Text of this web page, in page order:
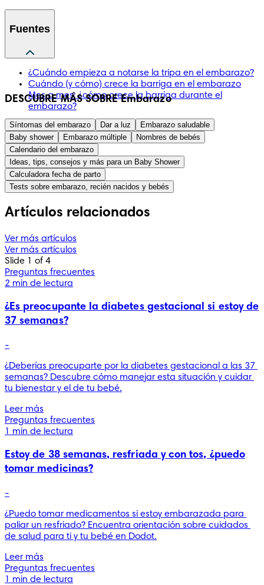
Fuentes
¿Cuándo empieza a notarse la tripa en el embarazo?
Cuándo (y cómo) crece la barriga en el embarazo
Mes a mes: ¿cómo crece la barriga durante el
embarazo?
DESCUBRE MÁS SOBRE Embarazo
Síntomas del embarazo Dar a luz
Embarazo saludable
Baby shower
Embarazo múltiple
Nombres de bebés
Calendario del embarazo
Ideas, tips, consejos y más para un Baby Shower
Calculadora fecha de parto
Tests sobre embarazo, recién nacidos y bebés
Artículos relacionados
Ver más artículos
Ver más artículos
Slide 1 of 4
Preguntas frecuentes
2 min de lectura
¿Es preocupante la diabetes gestacional si estoy de
37 semanas?
-
¿Deberías preocuparte por la diabetes gestacional a las 37
semanas? Descubre cómo manejar esta situación y cuidar
tu bienestar y el de tu bebé.
Leer más
Preguntas frecuentes
1 min de lectura
Estoy de 38 semanas, resfriada y con tos, ¿puedo
tomar medicinas?
-
¿Puedo tomar medicamentos si estoy embarazada para
paliar un resfriado? Encuentra orientación sobre cuidados
de salud para ti y tu bebé en Dodot.
Leer más
Preguntas frecuentes
1 min de lectura